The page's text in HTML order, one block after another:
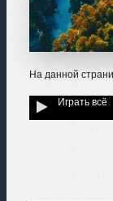
На данной
Играть всё